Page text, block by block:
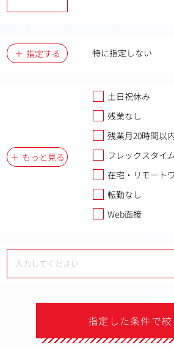
指定する 特に指定しない
もっと見る
土日祝休み
残業なし
残業月20時間以
フレックスタイ
在宅・リモート
転勤なし
Web面接
指定した条件で